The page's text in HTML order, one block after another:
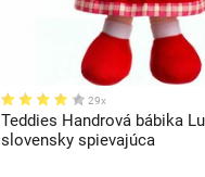
29x
Teddies Handrová bábika
slovensky spievajúca